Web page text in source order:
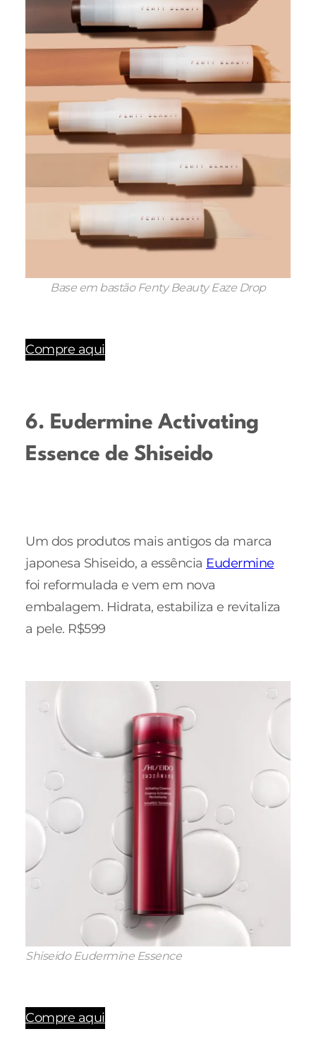
Base em bastão Fenty Beauty Eaze Drop
Compre aqui
6. Eudermine Activating
Essence de Shiseido
Um dos produtos mais antigos da marca
japonesa Shiseido, a essência Eudermine
foi reformulada e vem em nova
embalagem. Hidrata, estabiliza e revitaliza
a pele. R$599
Shiseido Eudermine Essence
Compre aqui